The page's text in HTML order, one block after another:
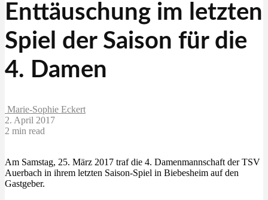
Enttäuschung im letzten
Spiel der Saison für die
4. Damen
Marie-Sophie Eckert
2. April 2017
2 min read
Am Samstag, 25. März 2017 traf die 4. Damenmannschaft der TSV
Auerbach in ihrem letzten Saison-Spiel in Biebesheim auf den
Gastgeber.